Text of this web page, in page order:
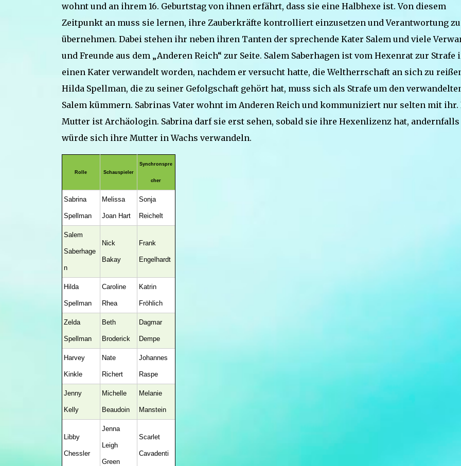
wohnt und an ihrem 16. Geburtstag von ihnen erfährt, dass sie eine Halbhexe ist. Von diesem
Zeitpunkt an muss sie lernen, ihre Zauberkräfte kontrolliert einzusetzen und Verantwortung zu
übernehmen. Dabei stehen ihr neben ihren Tanten der sprechende Kater Salem und viele
und Freunde aus dem „Anderen Reich“ zur Seite. Salem Saberhagen ist vom Hexenrat zur Strafe
einen Kater verwandelt worden, nachdem er versucht hatte, die Weltherrschaft an sich zu
Hilda Spellman, die zu seiner Gefolgschaft gehört hat, muss sich als Strafe um den
Salem kümmern. Sabrinas Vater wohnt im Anderen Reich und kommuniziert nur selten mit ihr.
Mutter ist Archäologin. Sabrina darf sie erst sehen, sobald sie ihre Hexenlizenz hat, andernfalls
würde sich ihre Mutter in Wachs verwandeln.
Rolle Schauspieler
Synchronspre
cher
Sabrina
Spellman
Melissa
Joan Hart
Sonja
Reichelt
Salem
Saberhage
n
Nick
Bakay
Frank
Engelhardt
Hilda
Spellman
Caroline
Rhea
Katrin
Fröhlich
Zelda
Spellman
Beth
Broderick
Dagmar
Dempe
Harvey
Kinkle
Nate
Richert
Johannes
Raspe
Jenny
Kelly
Michelle
Beaudoin
Melanie
Manstein
Libby
Chessler
Jenna
Leigh
Green
Scarlet
Cavadenti